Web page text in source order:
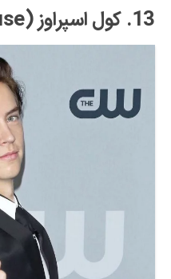
13. کول اسپراوز (Cole Sprouse)